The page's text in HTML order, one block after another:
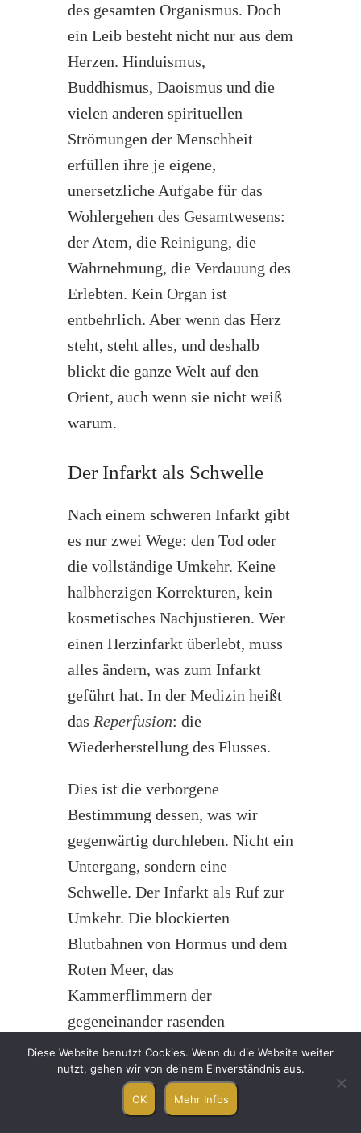
des gesamten Organismus. Doch
ein Leib besteht nicht nur aus dem
Herzen. Hinduismus,
Buddhismus, Daoismus und die
vielen anderen spirituellen
Strömungen der Menschheit
erfüllen ihre je eigene,
unersetzliche Aufgabe für das
Wohlergehen des Gesamtwesens:
der Atem, die Reinigung, die
Wahrnehmung, die Verdauung des
Erlebten. Kein Organ ist
entbehrlich. Aber wenn das Herz
steht, steht alles, und deshalb
blickt die ganze Welt auf den
Orient, auch wenn sie nicht weiß
warum.
Der Infarkt als Schwelle
Nach einem schweren Infarkt gibt
es nur zwei Wege: den Tod oder
die vollständige Umkehr. Keine
halbherzigen Korrekturen, kein
kosmetisches Nachjustieren. Wer
einen Herzinfarkt überlebt, muss
alles ändern, was zum Infarkt
geführt hat. In der Medizin heißt
das Reperfusion: die
Wiederherstellung des Flusses.
Dies ist die verborgene
Bestimmung dessen, was wir
gegenwärtig durchleben. Nicht ein
Untergang, sondern eine
Schwelle. Der Infarkt als Ruf zur
Umkehr. Die blockierten
Blutbahnen von Hormus und dem
Roten Meer, das
Kammerflimmern der
gegeneinander rasenden
politischen und religiösen Kräfte,
die Thrombosen des Irrtums, des
Misstrauens und der Verhärtung,
Diese Website benutzt Cookies. Wenn du die Website weiter
nutzt, gehen wir von deinem Einverständnis aus.
OK Mehr Infos